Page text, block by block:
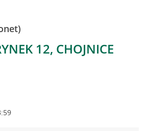
12, CHOJNICE